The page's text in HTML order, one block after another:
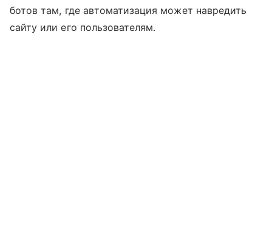
ботов там, где автоматизация может навредить
сайту или его пользователям.